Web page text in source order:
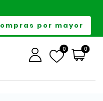
por mayor
0 0